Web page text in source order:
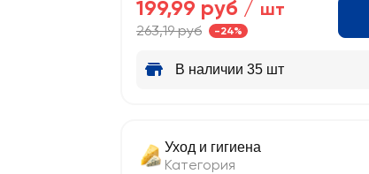
199,99 руб / шт
263,19 руб -24%
В наличии 35 шт
Уход и гигиена
Категория